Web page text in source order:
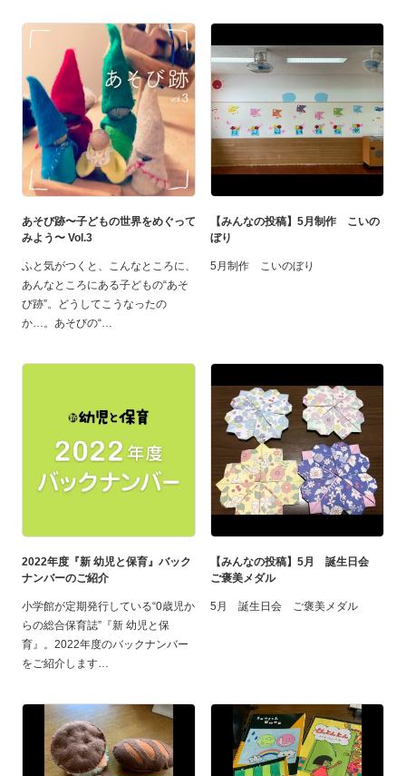
あそび跡〜子どもの世界をめぐって
みよう〜 Vol.3
ふと気がつくと、こんなところに、
あんなところにある子どもの“あそ
び跡”。どうしてこうなったの
か…。あそびの“
【みんなの投稿】5月制作 こいの
ぼり
5月制作 こいのぼり
2022年度『新 幼児と保育』バック
ナンバーのご紹介
小学館が定期発行している“0歳児か
らの総合保育誌”『新 幼児と保
育』。2022年度のバックナンバー
をご紹介します
【みんなの投稿】5月 誕生日会
ご褒美メダル
5月 誕生日会 ご褒美メダル